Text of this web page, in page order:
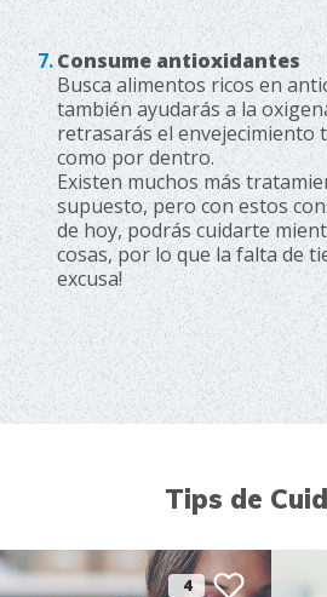
Consume antioxidantes
Busca alimentos ricos en
también ayudarás a la
retrasarás el
como por dentro.
Existen muchos más
supuesto, pero con estos
de hoy, podrás cuidarte
cosas, por lo que la falta de
excusa!
Tips de
4